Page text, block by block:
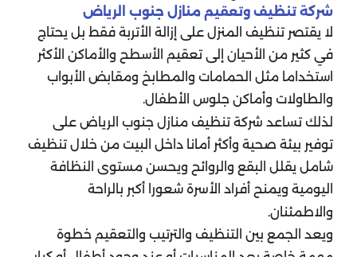
شركة تنظيف وتعقيم منازل جنوب الرياض
لا يقتصر تنظيف المنزل على إزالة الأتربة فقط بل يحتاج
في كثير من الأحيان إلى تعقيم الأسطح والأماكن الأكثر
استخداما مثل الحمامات والمطابخ ومقابض الأبواب
والطاولات وأماكن جلوس الأطفال.
لذلك تساعد شركة تنظيف منازل جنوب الرياض على
توفير بيئة صحية وأكثر أمانا داخل البيت من خلال تنظيف
شامل يقلل البقع والروائح ويحسن مستوى النظافة
اليومية ويمنح أفراد الأسرة شعورا أكبر بالراحة
والاطمئنان.
ويعد الجمع بين التنظيف والترتيب والتعقيم خطوة